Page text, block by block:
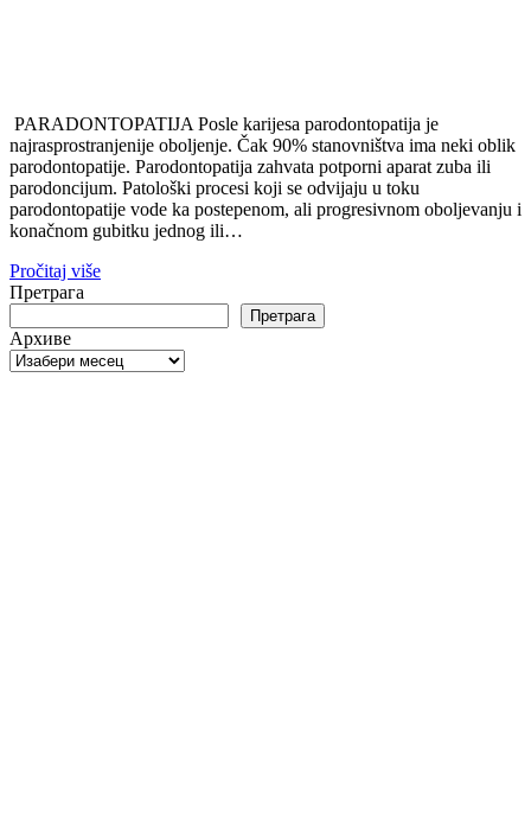
PARADONTOPATIJA Posle karijesa parodontopatija je
najrasprostranjenije oboljenje. Čak 90% stanovništva ima neki oblik
parodontopatije. Parodontopatija zahvata potporni aparat zuba ili
parodoncijum. Patološki procesi koji se odvijaju u toku
parodontopatije vode ka postepenom, ali progresivnom oboljevanju i
konačnom gubitku jednog ili…
Pročitaj više
Претрага
Претрага
Архиве